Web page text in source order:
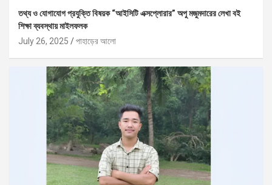
তথ্য ও যোগাযোগ প্রযুক্তি বিষয়ক “আইসিটি এক্সপ্লোরার” অপু মজুমদারের লেখা বই
শিক্ষা ব্যবস্থায় মাইলফলক
July 26, 2025
পাহাড়ের আলো